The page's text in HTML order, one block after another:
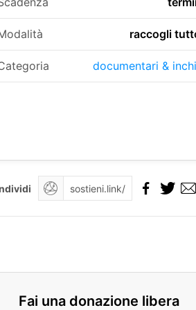
raccogli
documentari &
Fai una donazione libera